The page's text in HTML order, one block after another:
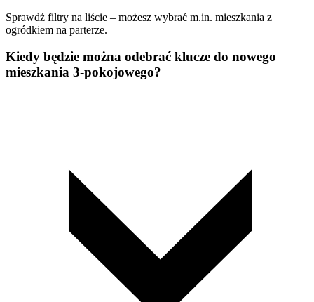
Sprawdź filtry na liście – możesz wybrać m.in. mieszkania z
ogródkiem na parterze.
Kiedy będzie można odebrać klucze do nowego
mieszkania 3-pokojowego?